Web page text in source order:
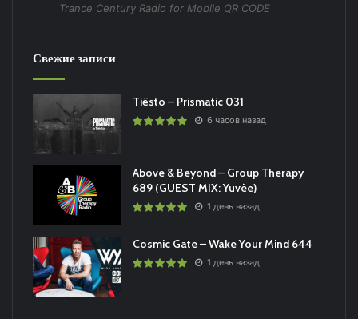
Trance Century Radio for Mobile QR CODE
Свежие записи
Tiësto – Prismatic 031
6 часов назад
Above & Beyond – Group Therapy
689 (GUEST MIX: Yuvèe)
1 день назад
Cosmic Gate – Wake Your Mind 644
1 день назад